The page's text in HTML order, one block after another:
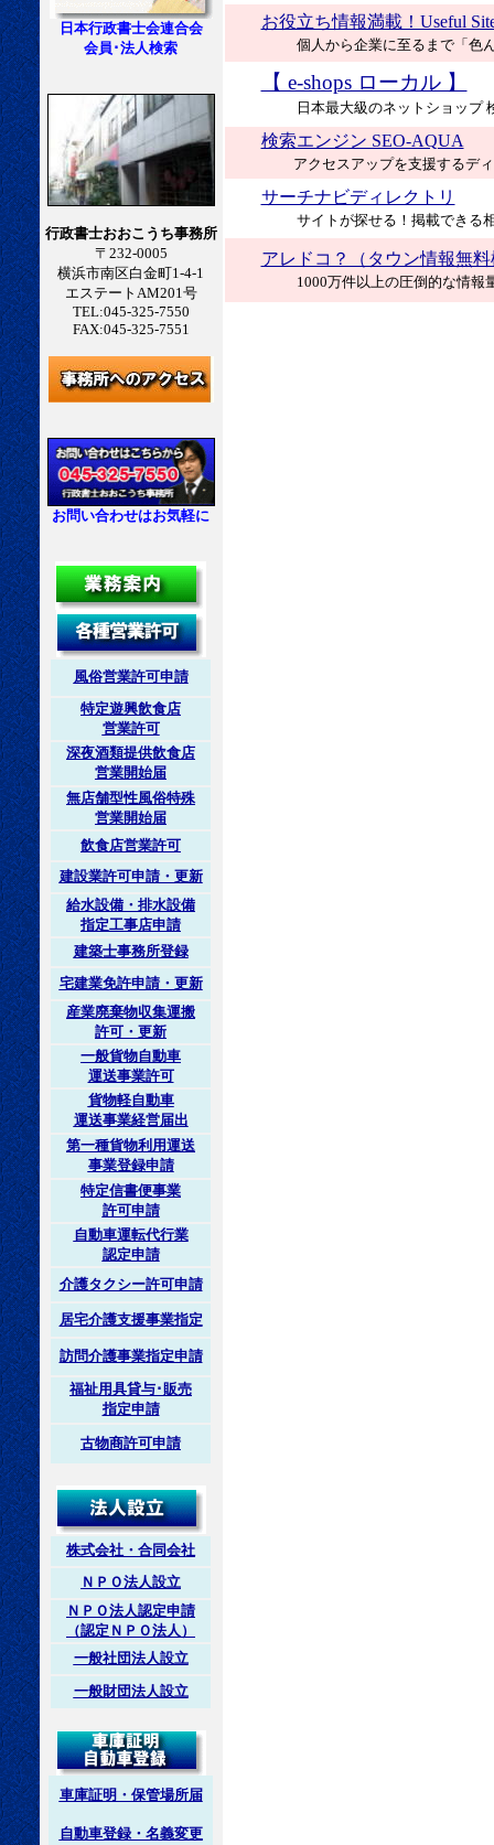
日本行政書士会連合会
会員･法人検索
行政書士おおこうち事務所
〒232-0005
横浜市南区白金町1-4-1
エステートAM201号
TEL:045-325-7550
FAX:045-325-7551
お問い合わせはお気軽に
風俗営業許可申請
特定遊興飲食店
営業許可
深夜酒類提供飲食店
営業開始届
無店舗型性風俗特殊
営業開始届
飲食店営業許可
建設業許可申請・更新
給水設備・排水設備
指定工事店申請
建築士事務所登録
宅建業免許申請・更新
産業廃棄物収集運搬
許可・更新
一般貨物自動車
運送事業許可
貨物軽自動車
運送事業経営届出
第一種貨物利用運送
事業登録申請
特定信書便事業
許可申請
自動車運転代行業
認定申請
介護タクシー許可申請
居宅介護支援事業指定
訪問介護事業指定申請
福祉用具貸与･販売
指定申請
古物商許可申請
株式会社・合同会社
ＮＰＯ法人設立
ＮＰＯ法人認定申請
（認定ＮＰＯ法人）
一般社団法人設立
一般財団法人設立
車庫証明・保管場所届
自動車登録・名義変更
お役立ち情報満載！Useful
個人から企業に至るまで「色
【 e-shops ローカル 】
日本最大級のネットショップ
検索エンジン SEO-AQUA
アクセスアップを支援するデ
サーチナビディレクトリ
サイトが探せる！掲載できる
アレドコ？（タウン情報無
1000万件以上の圧倒的な情報